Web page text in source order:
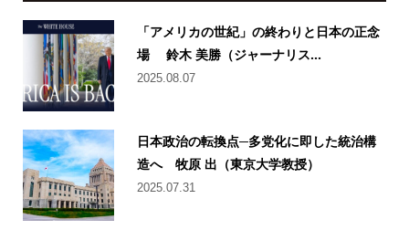
「アメリカの世紀」の終わりと日本の正念
場 鈴木 美勝（ジャーナリス...
2025.08.07
日本政治の転換点─多党化に即した統治構
造へ 牧原 出（東京大学教授）
2025.07.31